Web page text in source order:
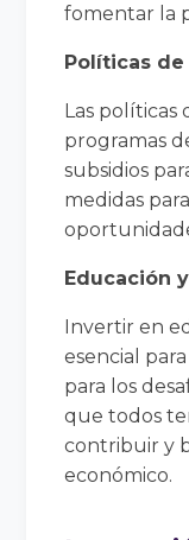
fomentar la
Políticas
Las
programas
subsidios
medidas
Educación
Invertir en
esencial
para los
que todos
contribuir y
económico.